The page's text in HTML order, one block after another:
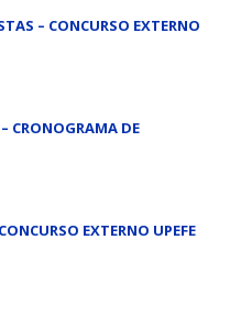
– CONCURSO EXTERNO
CRONOGRAMA DE
EXTERNO UPEFE